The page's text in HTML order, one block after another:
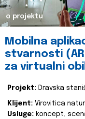
o projektu
Mobilna
stvarnosti
za virtualni
Projekt: Dravska
Klijent: Virovitica
Usluge: koncept,